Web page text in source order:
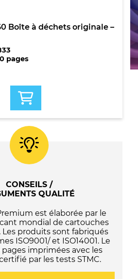
Boîte à déchets originale –
pages
CONSEILS /
QUALITÉ
est élaborée par le
mondial de cartouches
produits sont fabriqués
ISO9001/ et ISO14001. Le
imprimées avec les
par les tests STMC.